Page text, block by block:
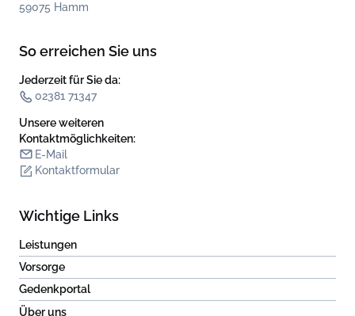
59075 Hamm
So erreichen Sie uns
Jederzeit für Sie da:
02381 71347
Unsere weiteren
Kontakt­möglichkeiten:
E-Mail
Kontaktformular
Wichtige Links
Leistungen
Vorsorge
Gedenkportal
Über uns